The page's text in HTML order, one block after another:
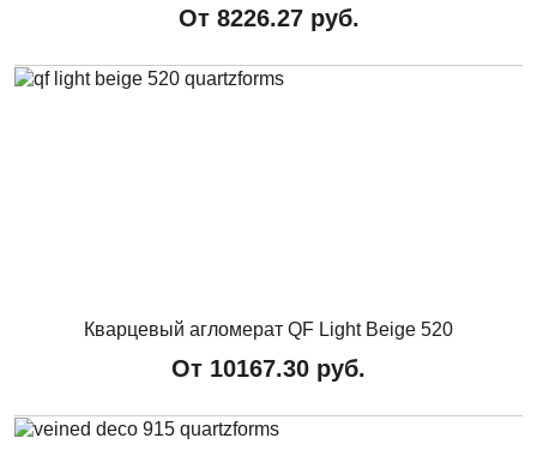
От 8226.27руб.
Кварцевый агломерат QF Light Beige 520
От 10167.30 руб.